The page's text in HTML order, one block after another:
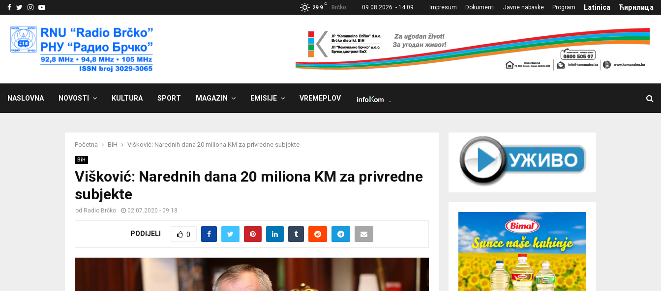
Facebook
Twitter
Instagram
Youtube 29.9
C
Brčko 09.08.2026. - 14:09 Impresum Dokumenti Javne nabavke Program Latinica Ћирилица
NASLOVNA NOVOSTI KULTURA SPORT MAGAZIN EMISIJE VREMEPLOV
Početna BiH Višković: Narednih dana 20 miliona KM za privredne subjekte
BiH
Višković: Narednih dana 20 miliona KM za privredne
subjekte
od Radio Brčko 02.07.2020 - 09:18
PODIJELI 0